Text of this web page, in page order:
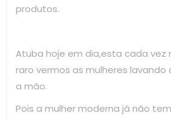
produtos.
Atuba hoje em dia,esta cada vez
raro vermos as mulheres lavando
a mão.
Pois a mulher moderna já não